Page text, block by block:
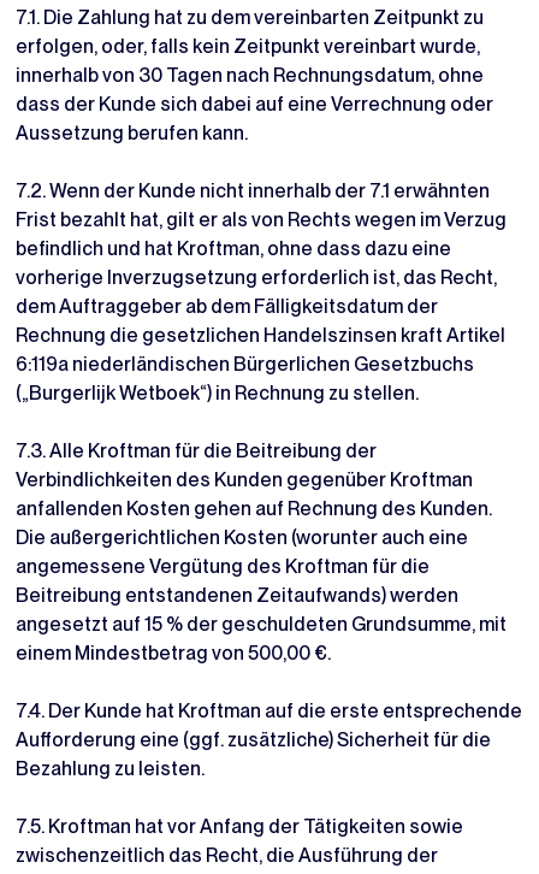
7.1. Die Zahlung hat zu dem vereinbarten Zeitpunkt zu
erfolgen, oder, falls kein Zeitpunkt vereinbart wurde,
innerhalb von 30 Tagen nach Rechnungsdatum, ohne
dass der Kunde sich dabei auf eine Verrechnung oder
Aussetzung berufen kann.
7.2. Wenn der Kunde nicht innerhalb der 7.1 erwähnten
Frist bezahlt hat, gilt er als von Rechts wegen im Verzug
befindlich und hat Kroftman, ohne dass dazu eine
vorherige Inverzugsetzung erforderlich ist, das Recht,
dem Auftraggeber ab dem Fälligkeitsdatum der
Rechnung die gesetzlichen Handelszinsen kraft Artikel
6:119a niederländischen Bürgerlichen Gesetzbuchs
(„Burgerlijk Wetboek“) in Rechnung zu stellen.
7.3. Alle Kroftman für die Beitreibung der
Verbindlichkeiten des Kunden gegenüber Kroftman
anfallenden Kosten gehen auf Rechnung des Kunden.
Die außergerichtlichen Kosten (worunter auch eine
angemessene Vergütung des Kroftman für die
Beitreibung entstandenen Zeitaufwands) werden
angesetzt auf 15 % der geschuldeten Grundsumme, mit
einem Mindestbetrag von 500,00 €.
7.4. Der Kunde hat Kroftman auf die erste entsprechende
Aufforderung eine (ggf. zusätzliche) Sicherheit für die
Bezahlung zu leisten.
7.5. Kroftman hat vor Anfang der Tätigkeiten sowie
zwischenzeitlich das Recht, die Ausführung der